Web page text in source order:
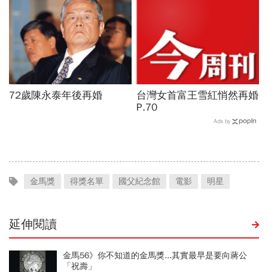
72歲陳永泰年後再婚
台灣女首富王雪紅悄然再婚
P.70
Ads by
金馬獎 得獎名單 國父紀念館 電影 明星
延伸閱讀
金馬56》你不知道的金馬獎...其實最早是要向蔣公
「祝壽」